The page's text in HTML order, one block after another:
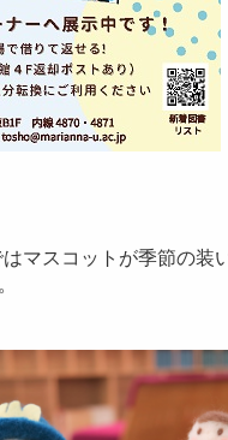
マスコットが季節の装